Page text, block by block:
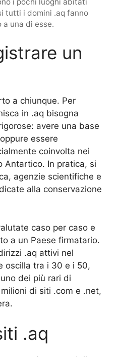
tutti i domini .aq fanno
una di esse.
un
a chiunque. Per
in .aq bisogna
avere una base
essere
coinvolta nei
Antartico. In pratica, si
agenzie scientifiche e
alla conservazione
caso per caso e
a un Paese firmatario.
.aq attivi nel
oscilla tra i 30 e i 50,
dei più rari di
di siti .com e .net,
.aq